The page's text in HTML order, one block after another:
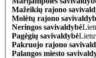
Mažeikių rajono
Molėtų rajono
Neringos savivaldybė
Pagėgių savivaldybė
Pakruojo rajono
Palangos miesto